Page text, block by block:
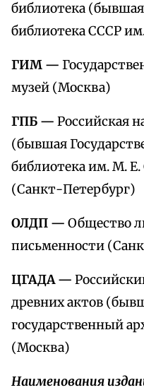
библиотека (бывшая
библиотека СССР
ГИМ —
музей (Москва)
ГПБ — Российская
(бывшая
библиотека им. М.
(Санкт-Петербург)
ОЛДП — Общество
письменности
ЦГАДА —
древних актов
государственный
(Москва)
Наименования